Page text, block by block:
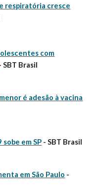
respiratória cresce
com
SBT Brasil
é adesão à vacina
em SP - SBT Brasil
em São Paulo -